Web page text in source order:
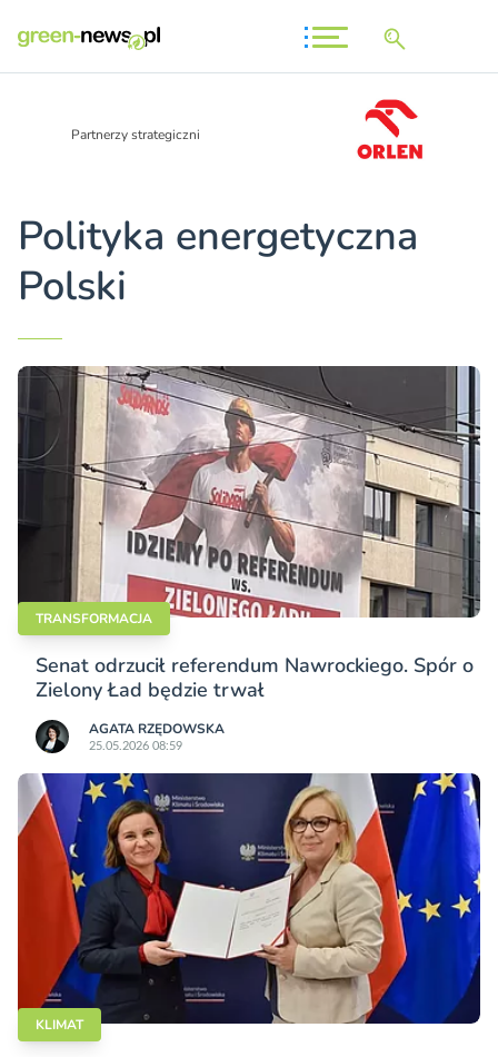
Partnerzy strategiczni
Polityka energetyczna
Polski
TRANSFORMACJA
Senat odrzucił referendum Nawrockiego. Spór o
Zielony Ład będzie trwał
AGATA RZĘDOWSKA
25.05.2026 08:59
KLIMAT